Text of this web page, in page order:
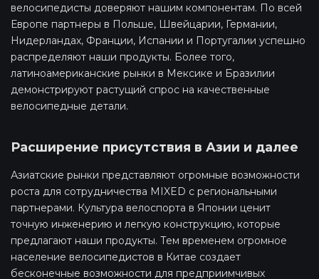
велосипедисты доверяют нашим компонентам. По всей
Европе партнеры в Польше, Швейцарии, Германии,
Нидерландах, Франции, Испании и Португалии успешно
распределяют наши продукты. Более того,
латиноамериканские рынки в Мексике и Бразилии
демонстрируют растущий спрос на качественные
велосипедные детали.
Расширение присутствия в Азии и далее
Азиатские рынки представляют огромные возможности
роста для сотрудничества MIXED с региональными
партнерами. Культура велоспорта в Японии ценит
точную инженерию и легкую конструкцию, которые
предлагают наши продукты. Тем временем огромное
население велосипедистов в Китае создает
бесконечные возможности для предприимчивых